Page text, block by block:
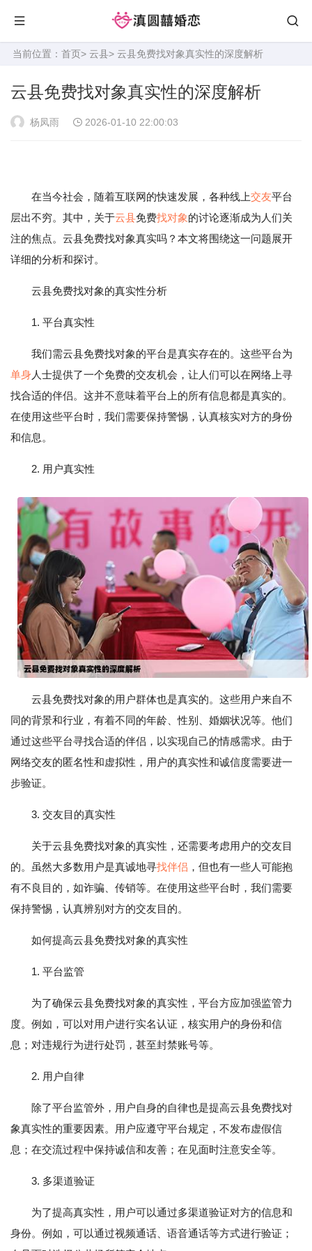
当前位置： 首页> 云县> 云县免费找对象真实性的深度解析
云县免费找对象真实性的深度解析
杨凤雨 2026-01-10 22:00:03
在当今社会，随着互联网的快速发展，各种线上交友平台
层出不穷。其中，关于云县免费找对象的讨论逐渐成为人们关
注的焦点。云县免费找对象真实吗？本文将围绕这一问题展开
详细的分析和探讨。
云县免费找对象的真实性分析
1. 平台真实性
我们需云县免费找对象的平台是真实存在的。这些平台为
单身 人士提供了一个免费的交友机会，让人们可以在网络上寻
找合适的伴侣。这并不意味着平台上的所有信息都是真实的。
在使用这些平台时，我们需要保持警惕，认真核实对方的身份
和信息。
2. 用户真实性
云县免费找对象的用户群体也是真实的。这些用户来自不
同的背景和行业，有着不同的年龄、性别、婚姻状况等。他们
通过这些平台寻找合适的伴侣，以实现自己的情感需求。由于
网络交友的匿名性和虚拟性，用户的真实性和诚信度需要进一
步验证。
3. 交友目的真实性
关于云县免费找对象的真实性，还需要考虑用户的交友目
的。虽然大多数用户是真诚地寻找伴侣 ，但也有一些人可能抱
有不良目的，如诈骗、传销等。在使用这些平台时，我们需要
保持警惕，认真辨别对方的交友目的。
如何提高云县免费找对象的真实性
1. 平台监管
为了确保云县免费找对象的真实性，平台方应加强监管力
度。例如，可以对用户进行实名认证，核实用户的身份和信
息；对违规行为进行处罚，甚至封禁账号等。
2. 用户自律
除了平台监管外，用户自身的自律也是提高云县免费找对
象真实性的重要因素。用户应遵守平台规定，不发布虚假信
息；在交流过程中保持诚信和友善；在见面时注意安全等。
3. 多渠道验证
为了提高真实性，用户可以通过多渠道验证对方的信息和
身份。例如，可以通过视频通话、语音通话等方式进行验证；